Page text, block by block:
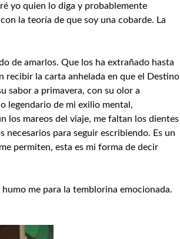
yo quien lo diga y probablemente
la teoría de que soy una cobarde. La
de amarlos. Que los ha extrañado hasta
recibir la carta anhelada en que el Destino
sabor a primavera, con su olor a
legendario de mi exilio mental,
los mareos del viaje, me faltan los dientes
necesarios para seguir escribiendo. Es un
permiten, esta es mi forma de decir
me para la temblorina emocionada.